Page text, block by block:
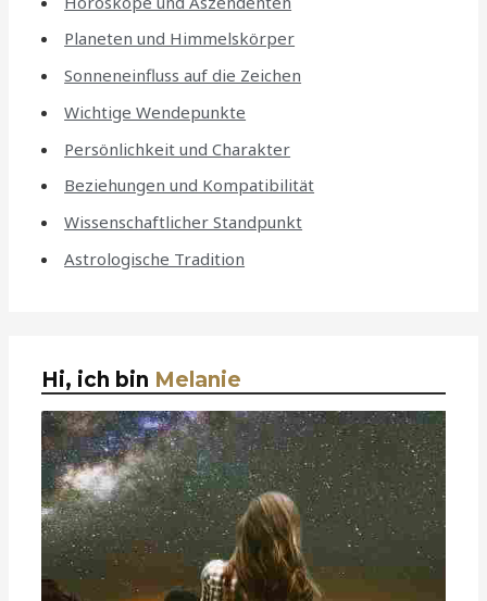
Planeten und Himmelskörper
Sonneneinfluss auf die Zeichen
Wichtige Wendepunkte
Persönlichkeit und Charakter
Beziehungen und Kompatibilität
Wissenschaftlicher Standpunkt
Astrologische Tradition
Hi, ich bin Melanie